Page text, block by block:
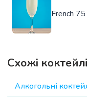
French
Схожі коктейлі
Алкогольні